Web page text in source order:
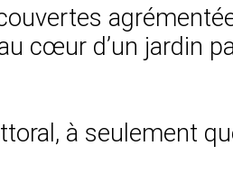
cœur d’un jardin
à seulement